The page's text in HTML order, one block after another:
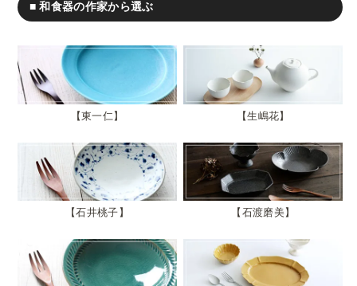
■ 和食器の作家から選ぶ
東一仁 生嶋花
石井桃子 石渡磨美